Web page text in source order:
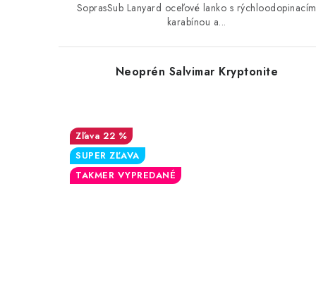
SoprasSub Lanyard oceľové lanko s rýchloodopinacím
karabínou a...
Neoprén Salvimar Kryptonite
22 %
SUPER ZĽAVA
TAKMER VYPREDANÉ